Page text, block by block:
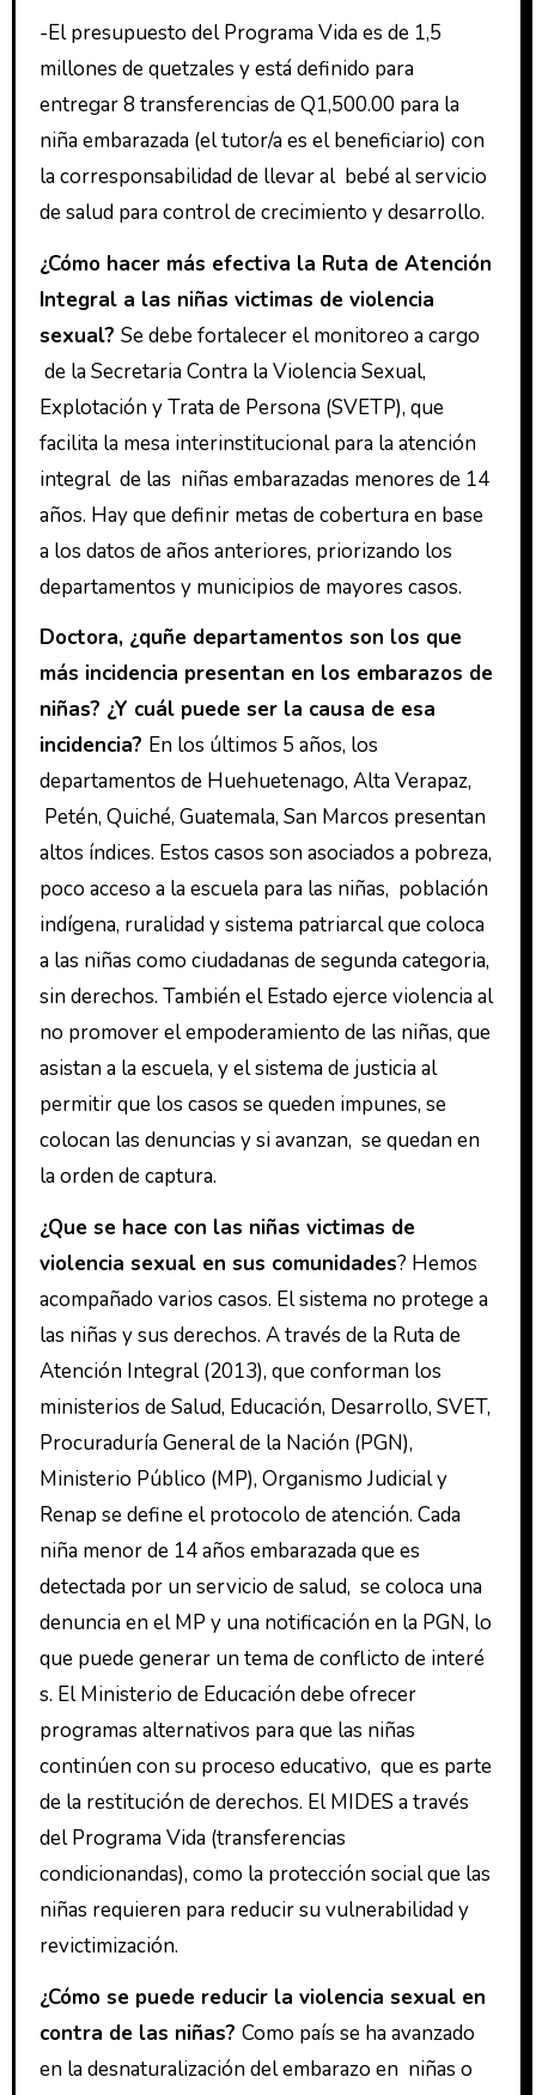
-El presupuesto del Programa Vida es de 1,5
millones de quetzales y está definido para
entregar 8 transferencias de Q1,500.00 para la
niña embarazada (el tutor/a es el beneficiario) con
la corresponsabilidad de llevar al bebé al servicio
de salud para control de crecimiento y desarrollo.
¿Cómo hacer más efectiva la Ruta de Atención
Integral a las niñas victimas de violencia
sexual? Se debe fortalecer el monitoreo a cargo
de la Secretaria Contra la Violencia Sexual,
Explotación y Trata de Persona (SVETP), que
facilita la mesa interinstitucional para la atención
integral de las niñas embarazadas menores de 14
años. Hay que definir metas de cobertura en base
a los datos de años anteriores, priorizando los
departamentos y municipios de mayores casos.
Doctora, ¿quñe departamentos son los que
más incidencia presentan en los embarazos de
niñas? ¿Y cuál puede ser la causa de esa
incidencia? En los últimos 5 años, los
departamentos de Huehuetenago, Alta Verapaz,
Petén, Quiché, Guatemala, San Marcos presentan
altos índices. Estos casos son asociados a pobreza,
poco acceso a la escuela para las niñas, población
indígena, ruralidad y sistema patriarcal que coloca
a las niñas como ciudadanas de segunda categoria,
sin derechos. También el Estado ejerce violencia al
no promover el empoderamiento de las niñas, que
asistan a la escuela, y el sistema de justicia al
permitir que los casos se queden impunes, se
colocan las denuncias y si avanzan, se quedan en
la orden de captura.
¿Que se hace con las niñas victimas de
violencia sexual en sus comunidades? Hemos
acompañado varios casos. El sistema no protege a
las niñas y sus derechos. A través de la Ruta de
Atención Integral (2013), que conforman los
ministerios de Salud, Educación, Desarrollo, SVET,
Procuraduría General de la Nación (PGN),
Ministerio Público (MP), Organismo Judicial y
Renap se define el protocolo de atención. Cada
niña menor de 14 años embarazada que es
detectada por un servicio de salud, se coloca una
denuncia en el MP y una notificación en la PGN, lo
que puede generar un tema de conflicto de interé
s. El Ministerio de Educación debe ofrecer
programas alternativos para que las niñas
continúen con su proceso educativo, que es parte
de la restitución de derechos. El MIDES a través
del Programa Vida (transferencias
condicionandas), como la protección social que las
niñas requieren para reducir su vulnerabilidad y
revictimización.
¿Cómo se puede reducir la violencia sexual en
contra de las niñas? Como país se ha avanzado
en la desnaturalización del embarazo en niñas o